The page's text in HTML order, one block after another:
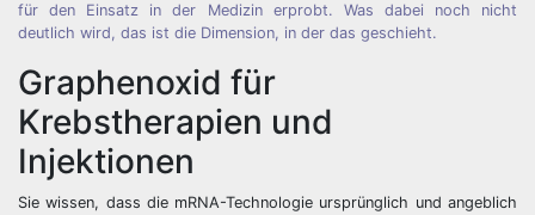
für den Einsatz in der Medizin erprobt. Was dabei noch nicht
deutlich wird, das ist die Dimension, in der das geschieht.
Graphenoxid für
Krebstherapien und
Injektionen
Sie wissen, dass die mRNA-Technologie ursprünglich und angeblich